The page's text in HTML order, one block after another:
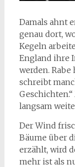
Damals ahnt
genau dort,
Kegeln
England ihre
werden. Rabe
schreibt
langsam
Der Wind
Bäume über
erzählt, wird
mehr ist als